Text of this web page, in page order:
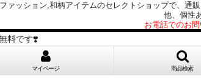
ァッション,和柄アイテムのセレクトショップで、
他、個性
お電話でのお
料です❣️
マイページ 商品検索